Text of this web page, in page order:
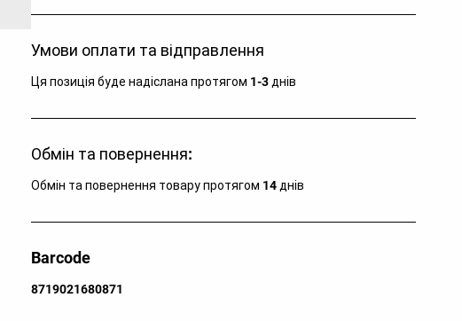
Країна:Китай
Для кого: для жінок
Умови оплати та відправлення
Ця позиція буде надіслана протягом 1-3 днів
Обмін та повернення:
Обмін та повернення товару протягом 14 днів
Barcode
8719021680871